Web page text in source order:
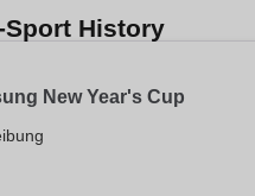
Sport History
New Year's Cup